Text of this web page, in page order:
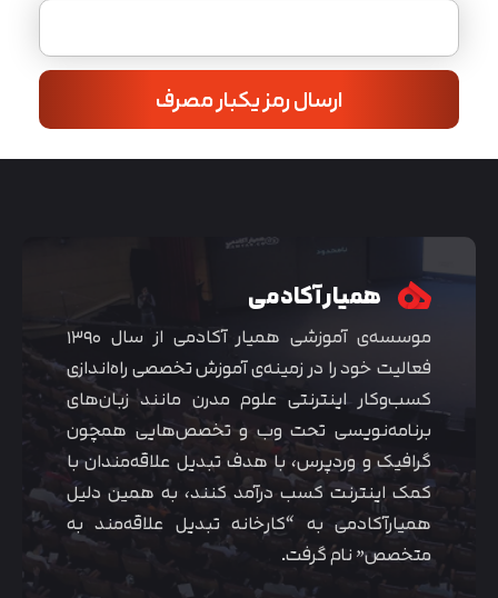
ارسال رمز یکبار مصرف
همیار آکادمی
موسسه‌ی آموزشی همیار آکادمی از سال ۱۳۹۰
فعالیت خود را در زمینه‌ی آموزش تخصصی راه‌اندازی
کسب‌و‌کار اینترنتی علوم مدرن مانند زبان‌های
برنامه‌نویسی تحت وب و تخصص‌هایی همچون
گرافیک و وردپرس، با هدف تبدیل علاقه‌مندان با
کمک اینترنت کسب درآمد کنند، به همین دلیل
همیارآکادمی به “کارخانه تبدیل علاقه‌مند به
متخصص” نام گرفت.
متوجه شدم